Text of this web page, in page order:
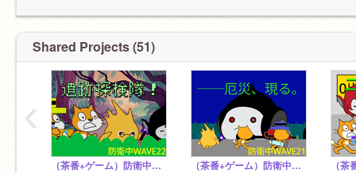
Shared Projects (51)
（茶番+ゲーム）防衛中WAVE22「アスガルド遺跡」 （茶番+ゲーム）防衛中WAVE21「新兵器パトロン」
‹